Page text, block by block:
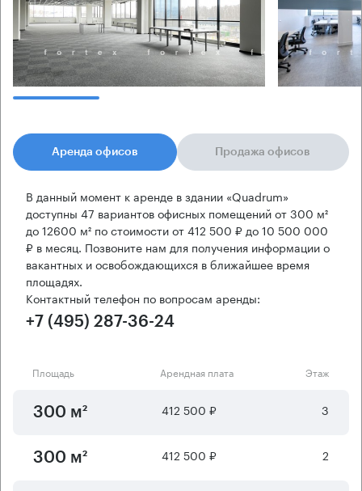
Аренда офисов Продажа офисов
В данный момент к аренде в здании «Quadrum»
доступны 47 вариантов офисных помещений от 300 м²
до 12600 м² по стоимости от 412 500 ₽ до 10 500 000
₽ в месяц. Позвоните нам для получения информации о
вакантных и освобождающихся в ближайшее время
площадях.
Контактный телефон по вопросам аренды:
+7 (495) 287-36-24
Площадь Арендная плата Этаж
300 м² 412 500 ₽ 3
300 м² 412 500 ₽ 2